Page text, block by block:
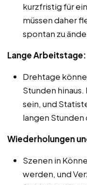
kurzfristig für
müssen daher
spontan zu
Lange Arbeitstage:
Drehtage
Stunden
sein, und
langen Stunden
Wiederholungen
Szenen in
werden, und